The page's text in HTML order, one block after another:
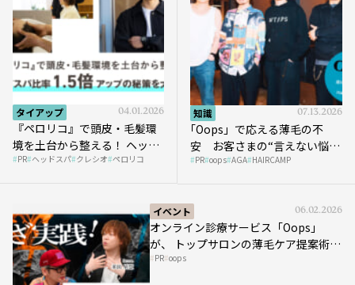
タイアップ 04.01.2026
『ペロリコ』で頭皮・毛髪環
境を土台から整える！ ヘッド
スパ比率1.5倍アップの秘策を
PR ヘッドスパ クレシオ ペロリコ
知識 07.13.2026
｢Oops」で応える薄毛の不
安 お客さまの“言えない悩
み”にどう向き合う？ ＃01
PR oops AGA HAIRCAMP
イベント 06.02.2026
オンライン診療サービス「Oops」
が、 トップサロンの薄毛ケア提案術を
HAIRCAMPで公開！
PR oops